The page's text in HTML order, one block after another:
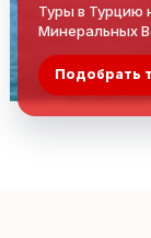
Туры в Турцию
Минеральных
Подобрать